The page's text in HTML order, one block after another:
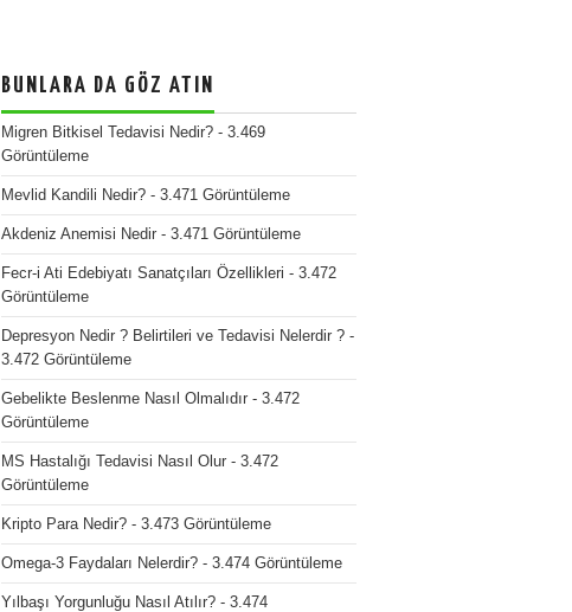
BUNLARA DA GÖZ ATIN
Migren Bitkisel Tedavisi Nedir? - 3.469
Görüntüleme
Mevlid Kandili Nedir? - 3.471 Görüntüleme
Akdeniz Anemisi Nedir - 3.471 Görüntüleme
Fecr-i Ati Edebiyatı Sanatçıları Özellikleri - 3.472
Görüntüleme
Depresyon Nedir ? Belirtileri ve Tedavisi Nelerdir ? -
3.472 Görüntüleme
Gebelikte Beslenme Nasıl Olmalıdır - 3.472
Görüntüleme
MS Hastalığı Tedavisi Nasıl Olur - 3.472
Görüntüleme
Kripto Para Nedir? - 3.473 Görüntüleme
Omega-3 Faydaları Nelerdir? - 3.474 Görüntüleme
Yılbaşı Yorgunluğu Nasıl Atılır? - 3.474